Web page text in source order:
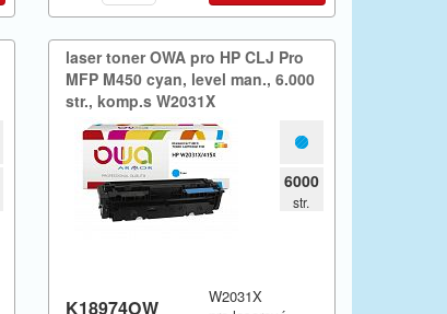
laser toner OWA pro HP CLJ Pro
MFP M450 cyan,​ level man.​,​ 6.​000
str.​,​ komp.​s W2031X
6000
str.
K18974OW
W2031X